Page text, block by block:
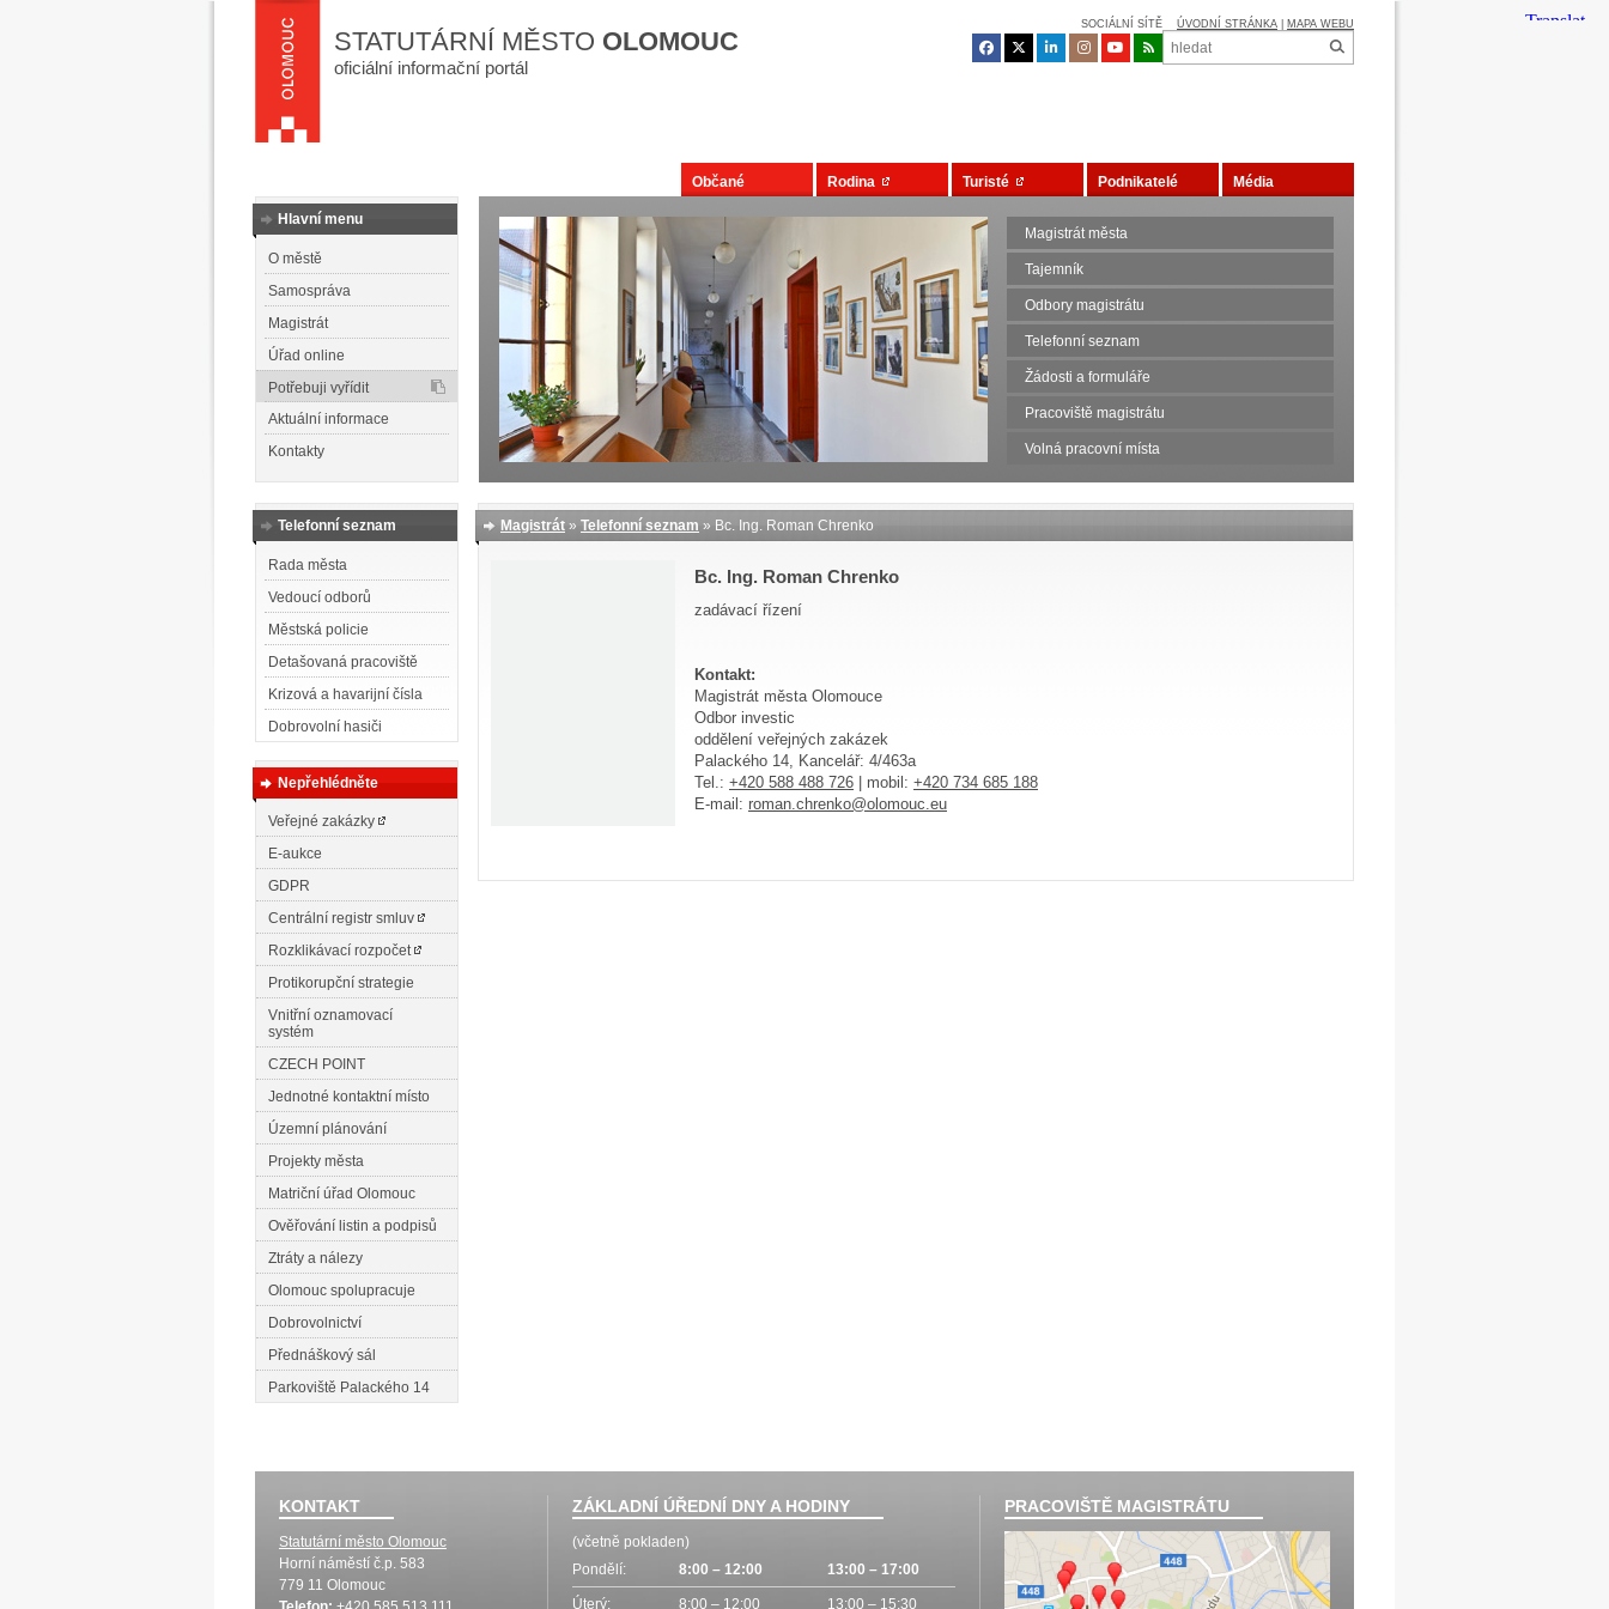
STATUTÁRNÍ MĚSTO OLOMOUC
oficiální informační portál
SOCIÁLNÍ SÍTĚ ÚVODNÍ STRÁNKA MAPA WEBU
Hlavní menu
O městě
Samospráva
Magistrát
Úřad online
Potřebuji vyřídit
Aktuální informace
Kontakty
Občané Rodina Turisté Podnikatelé Média
Magistrát města
Tajemník
Odbory magistrátu
Telefonní seznam
Žádosti a formuláře
Pracoviště magistrátu
Volná pracovní místa
Telefonní seznam
Rada města
Vedoucí odborů
Městská policie
Detašovaná pracoviště
Krizová a havarijní čísla
Dobrovolní hasiči
Nepřehlédněte
Veřejné zakázky
E-aukce
GDPR
Centrální registr smluv
Rozklikávací rozpočet
Protikorupční strategie
Vnitřní oznamovací
systém
CZECH POINT
Jednotné kontaktní místo
Územní plánování
Projekty města
Matriční úřad Olomouc
Ověřování listin a podpisů
Ztráty a nálezy
Olomouc spolupracuje
Dobrovolnictví
Přednáškový sál
Parkoviště Palackého 14
Magistrát » Telefonní seznam » Bc. Ing. Roman Chrenko
Bc. Ing. Roman Chrenko
zadávací řízení
Kontakt:
Magistrát města Olomouce
Odbor investic
oddělení veřejných zakázek
Palackého 14, Kancelář: 4/463a
Tel.: +420 588 488 726 | mobil: +420 734 685 188
E-mail: roman.chrenko@olomouc.eu
KONTAKT
Statutární město Olomouc
Horní náměstí č.p. 583
779 11 Olomouc
ZÁKLADNÍ ÚŘEDNÍ DNY A HODINY
(včetně pokladen)
Pondělí:
8:00 – 12:00 13:00 – 17:00
Úterý: 8:00 – 12:00 13:00 – 15:30
PRACOVIŠTĚ MAGISTRÁTU